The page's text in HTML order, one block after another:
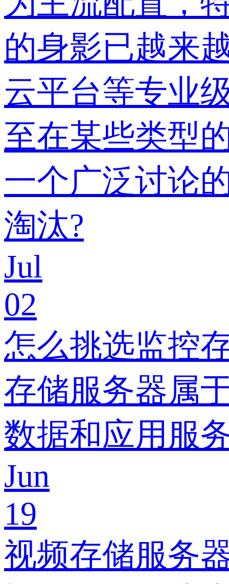
的身影已越来
云平台等专业
至在某些类型
一个广泛讨论
淘汰?
Jul
02
怎么挑选监控
存储服务器属
数据和应用服
Jun
19
视频存储服务